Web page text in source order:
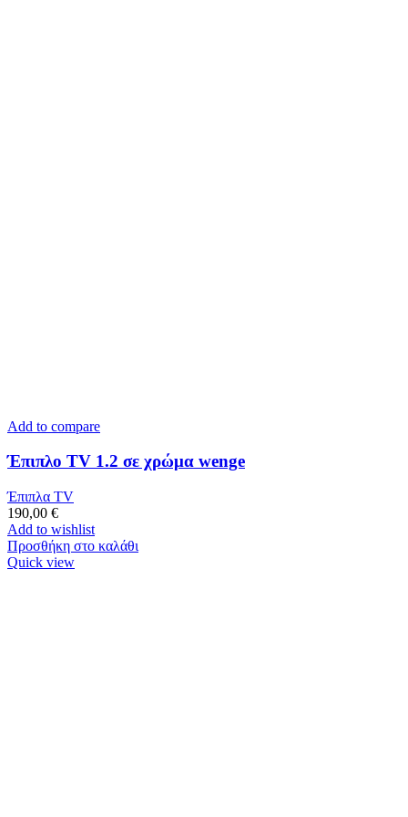
Add to compare
Έπιπλο TV 1.2 σε χρώμα wenge
Έπιπλα TV
190,00 €
Add to wishlist
Προσθήκη στο καλάθι
Quick view